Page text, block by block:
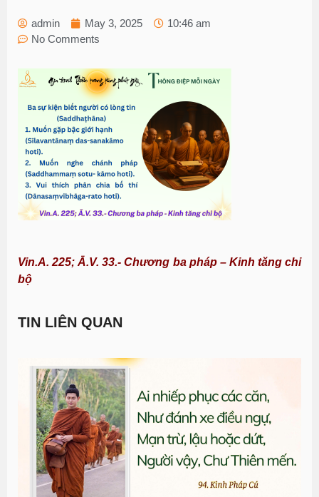
admin May 3, 2025
10:46 am
No Comments
Vin.A. 225; Ā.V. 33.- Chương ba pháp – Kinh tăng chi
bộ
TIN LIÊN QUAN